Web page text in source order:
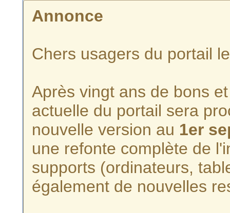
Annonce
Chers usagers du portail
Après vingt ans de bons
actuelle du portail sera
nouvelle version au 1er
une refonte complète de
supports (ordinateurs,
également de nouvelles